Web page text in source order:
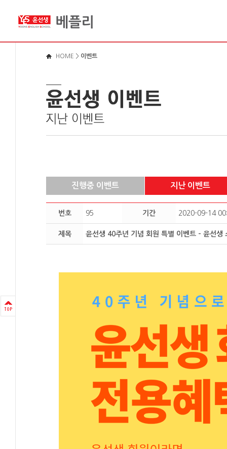
HOME > 이벤트
진행중 이벤트 지난 이벤트
번호 95 기간 2020-09-14
제목 윤선생 40주년 기념 회원 특별 이벤트 - 윤선생